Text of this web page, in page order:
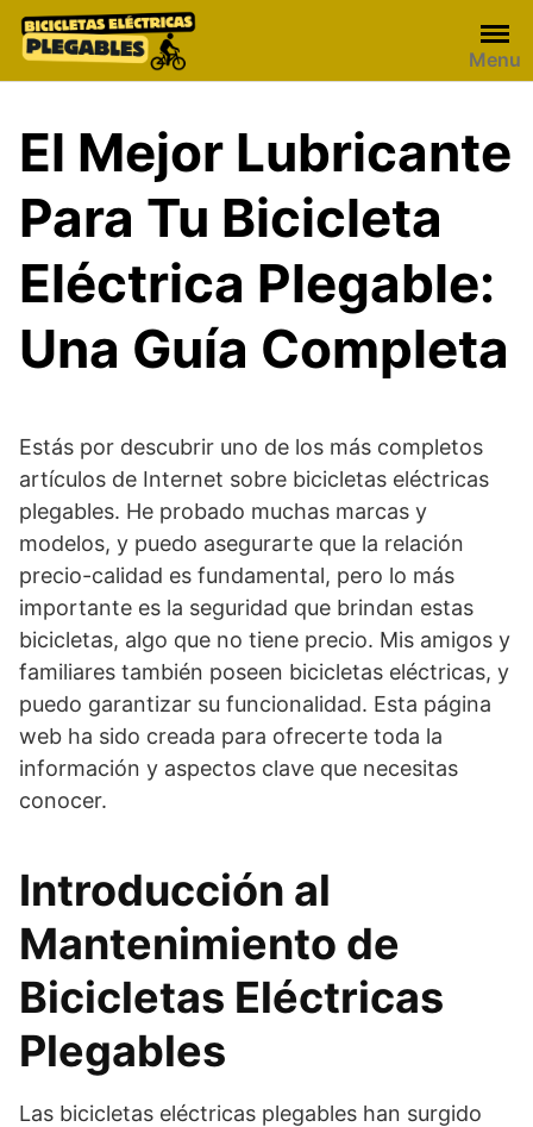
Skip
Menu
El Mejor Lubricante
Para Tu Bicicleta
Eléctrica Plegable:
Una Guía Completa
Estás por descubrir uno de los más completos
artículos de Internet sobre bicicletas eléctricas
plegables. He probado muchas marcas y
modelos, y puedo asegurarte que la relación
precio-calidad es fundamental, pero lo más
importante es la seguridad que brindan estas
bicicletas, algo que no tiene precio. Mis amigos y
familiares también poseen bicicletas eléctricas, y
puedo garantizar su funcionalidad. Esta página
web ha sido creada para ofrecerte toda la
información y aspectos clave que necesitas
conocer.
Introducción al
Mantenimiento de
Bicicletas Eléctricas
Plegables
Las bicicletas eléctricas plegables han surgido